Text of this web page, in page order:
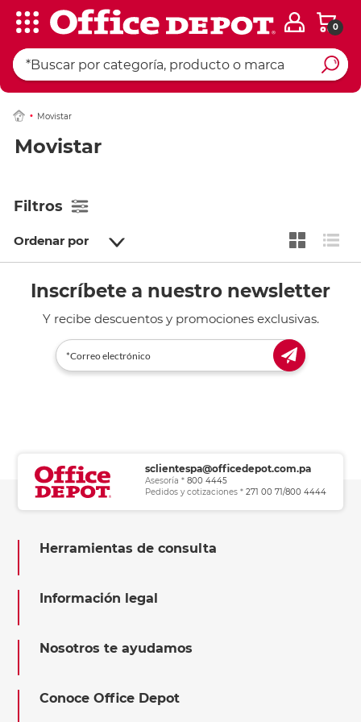
0
Movistar
Movistar
Filtros
Ordenar por
Inscríbete a nuestro newsletter
Y recibe descuentos y promociones exclusivas.
sclientespa@officedepot.com.pa
Asesoría * 800 4445
Pedidos y cotizaciones * 271 00 71/800 4444
Herramientas de consulta
Información legal
Nosotros te ayudamos
Conoce Office Depot